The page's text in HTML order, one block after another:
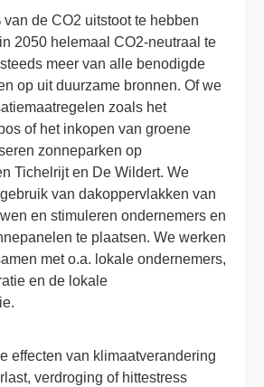
de CO2 uitstoot te hebben
2050 helemaal CO2-neutraal te
meer van alle benodigde
op uit duurzame bronnen. Of we
zoals het
of het inkopen van groene
zonneparken op
Tichelrijt en De Wildert. We
van dakoppervlakken van
en stimuleren ondernemers en
te plaatsen. We werken
met o.a. lokale ondernemers,
en de lokale
effecten van klimaatverandering
verdroging of hittestress